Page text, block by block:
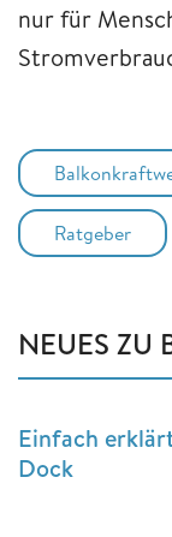
nur für
Ratgeber
NEUES ZU
Einfach
Dock